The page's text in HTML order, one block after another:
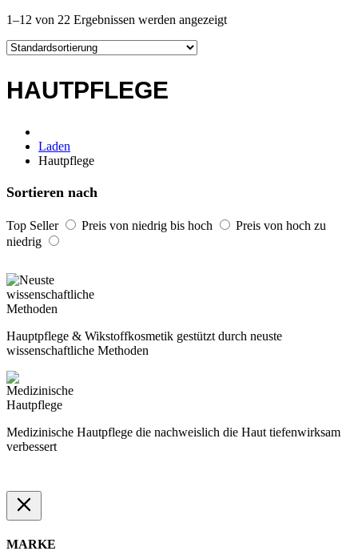
1–12 von 22 Ergebnissen werden angezeigt
HAUTPFLEGE
Laden
Hautpflege
Sortieren nach
Top Seller Preis von niedrig bis hoch
Preis von hoch zu
niedrig
Hauptpflege & Wikstoffkosmetik gestützt durch neuste
wissenschaftliche Methoden
Medizinische Hautpflege die nachweislich die Haut tiefenwirksam
verbessert
MARKE